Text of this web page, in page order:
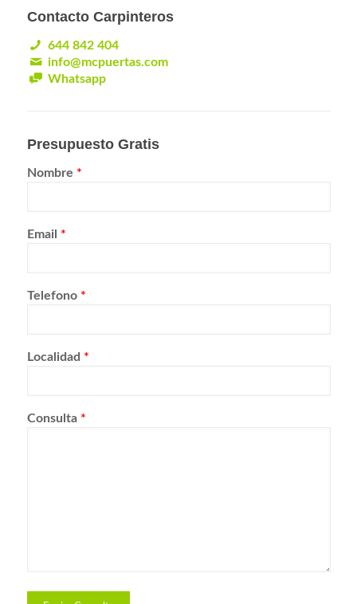
Contacto Carpinteros
644 842 404
info@mcpuertas.com
Whatsapp
Presupuesto Gratis
Nombre *
Email *
Telefono *
Localidad *
Consulta *